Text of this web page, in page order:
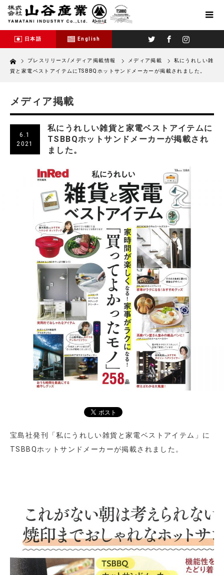
日本語 English
Home プレスリリース/メディア掲載情報 メディア掲載
私にうれしい雑
貨と家電ベストアイテムにTSBBQホットサンドメーカーが掲載されました。
メディア掲載
6.1
2021
私にうれしい雑貨と家電ベストアイテムに
TSBBQホットサンドメーカーが掲載され
ました。
宝島社発刊「私にうれしい雑貨と家電ベストアイテム」に
TSBBQホットサンドメーカーが掲載されました。